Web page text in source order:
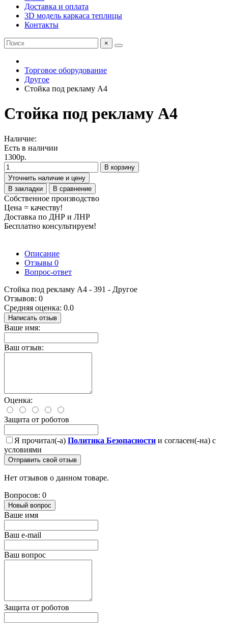
Доставка и оплата
3D модель каркаса теплицы
Контакты
×
Торговое оборудование
Другое
Стойка под рекламу А4
Стойка под рекламу А4
Наличие:
Есть в наличии
1300р.
В корзину
Уточнить наличие и цену
В закладки
В сравнение
Собственное производство
Цена = качеству!
Доставка по ДНР и ЛНР
Бесплатно консультируем!
Описание
Отзывы 0
Вопрос-ответ
Стойка под рекламу А4 - 391 - Другое
Отзывов: 0
Средняя оценка: 0.0
Написать отзыв
Ваше имя:
Ваш отзыв:
Оценка:
Защита от роботов
Я прочитал(-а) Политика Безопасности и согласен(-на) с
условиями
Отправить свой отзыв
Нет отзывов о данном товаре.
Вопросов: 0
Новый вопрос
Ваше имя
Ваш e-mail
Ваш вопрос
Защита от роботов